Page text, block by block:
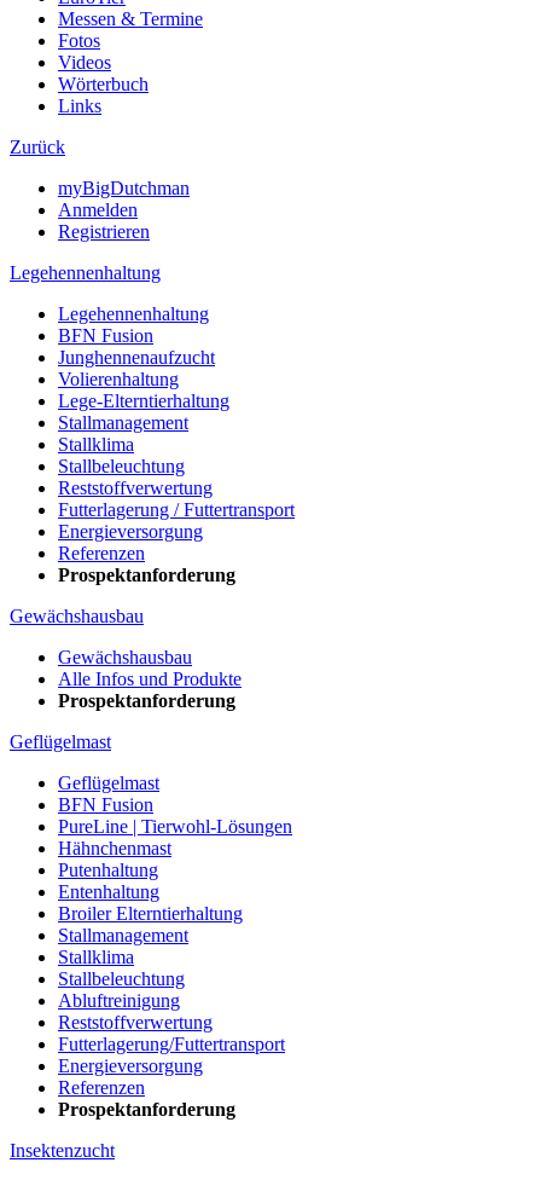
Messen & Termine
Fotos
Videos
Wörterbuch
Links
Zurück
myBigDutchman
Anmelden
Registrieren
Legehennenhaltung
Legehennenhaltung
BFN Fusion
Junghennenaufzucht
Volierenhaltung
Lege-Elterntierhaltung
Stallmanagement
Stallklima
Stallbeleuchtung
Reststoffverwertung
Futterlagerung / Futtertransport
Energieversorgung
Referenzen
Prospektanforderung
Gewächshausbau
Gewächshausbau
Alle Infos und Produkte
Prospektanforderung
Geflügelmast
Geflügelmast
BFN Fusion
PureLine | Tierwohl-Lösungen
Hähnchenmast
Putenhaltung
Entenhaltung
Broiler Elterntierhaltung
Stallmanagement
Stallklima
Stallbeleuchtung
Abluftreinigung
Reststoffverwertung
Futterlagerung/Futtertransport
Energieversorgung
Referenzen
Prospektanforderung
Insektenzucht